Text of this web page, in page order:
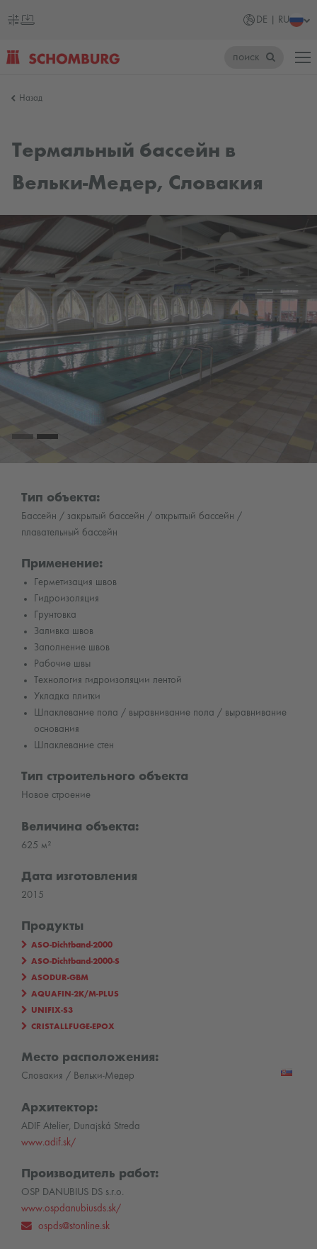
DE | RU
поиск
Назад
Термальный бассейн в
Вельки-Медер, Словакия
Тип объекта:
Бассейн / закрытый бассейн / открыттый бассейн /
плавательный бассейн
Применение:
Герметизация швов
Гидроизоляция
Грунтовка
Заливка швов
Заполнение швов
Рабочие швы
Технология гидроизоляции лентой
Укладка плитки
Шпаклевание пола / выравнивание пола / выравнивание
основания
Шпаклевание стен
Тип строительного объекта
Новое строение
Величина объекта:
625 м²
Дата изготовления
2015
Продукты
ASO-Dichtband-2000
ASO-Dichtband-2000-S
ASODUR-GBM
AQUAFIN-2K/M-PLUS
UNIFIX-S3
CRISTALLFUGE-EPOX
Место расположения:
Словакия / Вельки-Медер
Архитектор:
ADIF Atelier, Dunajská Streda
www.adif.sk/
Производитель работ:
OSP DANUBIUS DS s.r.o.
www.ospdanubiusds.sk/
ospds@stonline.sk